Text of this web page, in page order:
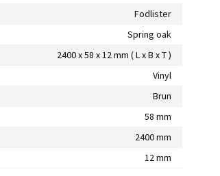
Fodlister
Spring oak
2400 x 58 x 12 mm ( L x B x T )
Vinyl
Brun
58 mm
2400 mm
12 mm